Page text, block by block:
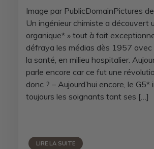
Image par PublicDomainPictures
Un ingénieur chimiste a découvert
organique* » tout à fait
défraya les médias dès 1957 avec
la santé, en milieu hospitalier.
parle encore car ce fut une
donc ? – Aujourd’hui encore, le G5*
toujours les soignants tant ses […]
LIRE LA SUITE